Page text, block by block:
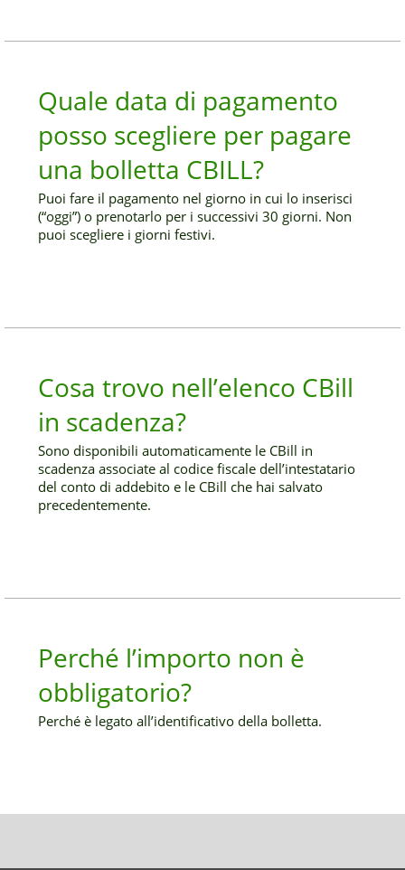
Quale data di pagamento
posso scegliere per pagare
una bolletta CBILL?
Puoi fare il pagamento nel giorno in cui lo inserisci
(“oggi”) o prenotarlo per i successivi 30 giorni. Non
puoi scegliere i giorni festivi.
Cosa trovo nell’elenco CBill
in scadenza?
Sono disponibili automaticamente le CBill in
scadenza associate al codice fiscale dell’intestatario
del conto di addebito e le CBill che hai salvato
precedentemente.
Perché l’importo non è
obbligatorio?
Perché è legato all’identificativo della bolletta.